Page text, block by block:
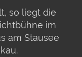
so liegt die
im
am Stausee